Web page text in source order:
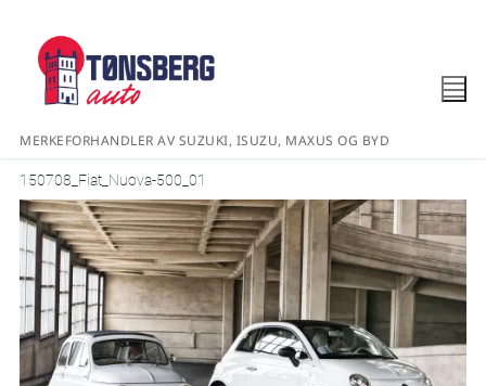
MERKEFORHANDLER AV SUZUKI, ISUZU, MAXUS OG BYD
150708_Fiat_Nuova-500_01